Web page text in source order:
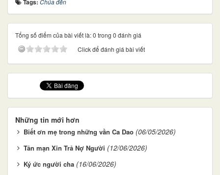
Tags: Chúa đến
Tổng số điểm của bài viết là: 0 trong 0 đánh giá
Click để đánh giá bài viết
Những tin mới hơn
Biết ơn mẹ trong những vần Ca Dao (06/05/2026)
Tản mạn Xin Trả Nợ Người (12/06/2026)
Ký ức người cha (16/06/2026)